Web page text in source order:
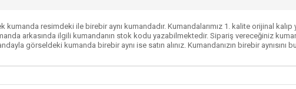
resimdeki ile birebir aynı kumandadır. Kumandalarımız 1. kalite orijinal kalıp
arkasında ilgili kumandanın stok kodu yazabilmektedir. Sipariş vereceğiniz
görseldeki kumanda birebir aynı ise satın alınız. Kumandanızın birebir aynısını